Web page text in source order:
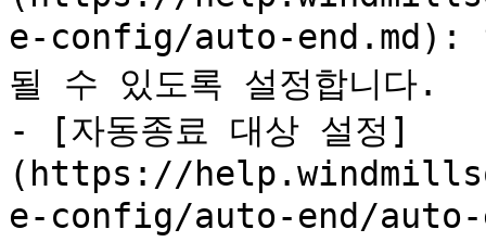
e-config/auto-end.md):
될 수 있도록 설정합니다.
- [자동종료 대상 설정]
(https://
e-config/auto-end/auto-